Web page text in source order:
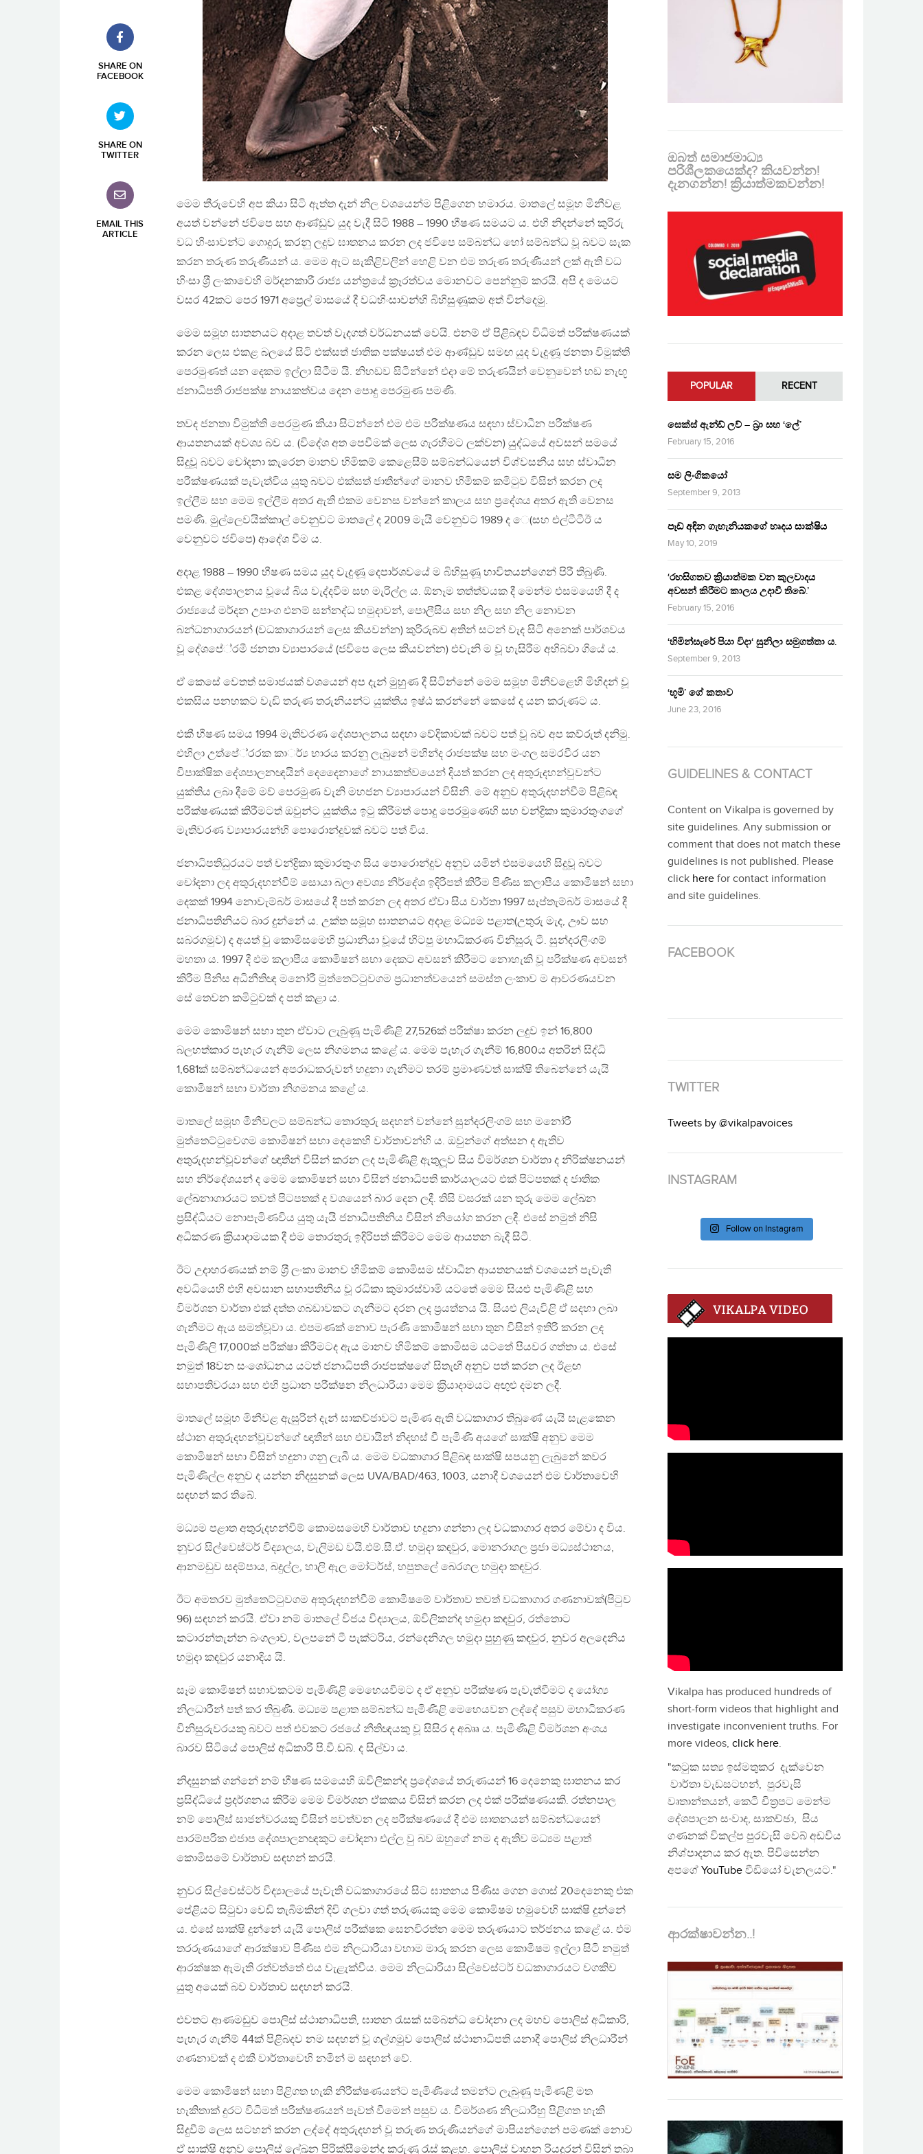
SHARE ON
FACEBOOK
SHARE ON
TWITTER
EMAIL THIS
ARTICLE
මෙම තීරුවෙහි අප කියා සිටි ඇත්ත දැන් නිල වශයෙන්ම පිළිගෙන හමාරය. මාතලේ සමූහ මිනීවළ
අයත් වන්නේ ජවිපෙ සහ ආණ්ඩුව යුද වැදී සිටි 1988 – 1990 භීෂණ සමයට ය. එහි නිදන්නේ කුරිරු
වධ හිංසාවන්ට ගොදුරු කරනු ලදුව ඝාතනය කරන ලද ජවිපෙ සම්බන්ධ හෝ සම්බන්ධ වූ බවට සැක
කරන තරුණ තරුණියන් ය. මෙම ඇට සැකිළිවලින් හෙළි වන එම තරුණ තරුණියන් ලක් ඇති වධ
හිංසා ශ‍්‍රී ලංකාවෙහි මර්දනකාරී රාජ්‍ය යන්ත‍්‍රයේ ක‍්‍රෑරත්වය මොනවට පෙන්නුම් කරයි. අපි ද මෙයට
වසර 42කට පෙර 1971 අප්‍රෙල් මාසයේ දී වධහිංසාවන්හි බිහිසුණූකම අත් වින්දෙමු.
මෙම සමූහ ඝාතනයට අදාළ තවත් වැදගත් වර්ධනයක් වෙයි. එනම් ඒ පිළිබඳව විධිමත් පරික්ෂණයක්
කරන ලෙස එකළ බලයේ සිටි එක්සත් ජාතික පක්ෂයත් එම ආණ්ඩුව සමඟ යුද වැදුණූ ජනතා විමුක්ති
පෙරමුණත් යන දෙකම ඉල්ලා සිටීම යි. නිහඩව සිටින්නේ එදා මේ තරුණයින් වෙනුවෙන් හඩ නැඟූ
ජනාධිපති රාජපක්ෂ නායකත්වය දෙන පොදු පෙරමුණ පමණි.
තවද ජනතා විමුක්ති පෙරමුණ කියා සිටන්නේ එම එම පරීක්ෂණය සඳහා ස්වාධීන පරීක්ෂණ
ආයතනයක් අවශ්‍ය බව ය. (විදේශ අත පෙවීමක් ලෙස ගැරහීමට ලක්වන) යුද්ධයේ අවසන් සමයේ
සිදුවූ බවට චෝදනා කැරෙන මානව හිමිකම් කෙළෙසීම් සම්බන්ධයෙන් විශ්වසනීය සහ ස්වාධීන
පරීක්ෂණයක් පැවැත්විය යුතු බවට එක්සත් ජාතීන්ගේ මානව හිමිකම් කමිටුව විසින් කරන ලද
ඉල්ලීම සහ මෙම ඉල්ලීම අතර ඇති එකම වෙනස වන්නේ කාලය සහ ප‍්‍රදේශය අතර ඇති වෙනස
පමණි. මුල්ලෙවයික්කාල් වෙනුවට මාතලේ ද 2009 මැයි වෙනුවට 1989 ද ෙ(සහ එල්ටීටීඊ ය
වෙනුවට ජවිපෙ) ආදේශ වීම ය.
අදාළ 1988 – 1990 භීෂණ සමය යුද වැදුණූ දෙපාර්ශවයේ ම බිහිසුණූ භාවිතයන්ගෙන් පිරී තිබුණි.
එකළ දේශපාලනය වූයේ බිය වැද්දවීම සහ මැරිල්ල ය. ඕනෑම තත්ත්වයක දී මෙන්ම එසමයෙහි දී ද
රාජ්‍යයේ මර්දන උපාංග එනම් සන්නද්ධ හමුදාවන්, පොලීසිය සහ නිල සහ නිල නොවන
බන්ධනාගාරයන් (වධකාගාරයන් ලෙස කියවන්න) කුරිරුබව අතින් සටන් වැද සිටි අනෙක් පාර්ශවය
වූ දේශපේ‍්‍රමී ජනතා ව්‍යාපාරයේ (ජවිපෙ ලෙස කියවන්න) එවැනි ම වූ හැසිරීම අභිබවා ගියේ ය.
ඒ කෙසේ වෙතත් සමාජයක් වශයෙන් අප දැන් මුහුණ දී සිටින්නේ මෙම සමූහ මිනීවළෙහි මිහිදන් වූ
එකසිය පනහකට වැඩි තරුණ තරුනියන්ට යුක්තිය ඉෂ්ඨ කරන්නේ කෙසේ ද යන කරුණට ය.
එකී භීෂණ සමය 1994 මැතිවරණ දේශපාලනය සඳහා වේදිකාවක් බවට පත් වූ බව අප කව්රුත් දනිමු.
එහිලා උත්පේ‍්‍රරක කාර්්‍ය භාරය කරනු ලැබුනේ මහින්ද රාජපක්ෂ සහ මංගල සමරවීර යන
විපාක්ෂික දේශපාලනඥයින් දෙදෛනාගේ නායකත්වයෙන් දියත් කරන ලද අතුරුදහන්වුවන්ට
යුක්තිය ලබා දීමේ මව් පෙරමුණ වැනි මහජන ව්‍යාපාරයන් විසිනි. මේ අනුව අතුරුදහන්වීම් පිළිබඳ
පරීක්ෂණයක් කිරීමටත් ඔවුන්ට යුක්තිය ඉටු කිරීමත් පොදු පෙරමුණෙහි සහ චන්ද්‍රිකා කුමාරතුංගගේ
මැතිවරණ ව්‍යාපාරයන්හි පොරොන්දුවක් බවට පත් විය.
ජනාධිපතිධුරයට පත් චන්ද්‍රිකා කුමාරතුංග සිය පොරොන්දුව අනුව යමින් එසමයෙහි සිදුවූ බවට
චෝදනා ලද අතුරුදහන්වීම් සොයා බලා අවශ්‍ය නිර්දේශ ඉදිරිපත් කිරීම පිණිස කලාපීය කොමිෂන් සභා
දෙකක් 1994 නොවැම්බර් මාසයේ දී පත් කරන ලද අතර ඒවා සිය වාර්තා 1997 සැප්තැම්බර් මාසයේ දී
ජනාධිපතිනියට බාර දුන්නේ ය. උක්ත සමූහ ඝාතනයට අදාළ මධ්‍යම පළාත(උතුරු මැද, ඌව සහ
සබරගමුව) ද අයත් වු කොමිසමෙහි ප‍්‍රධානියා වූයේ හිටපු මහාධිකරණ විනිසුරු ටී. සුන්දරලිංගම්
මහතා ය. 1997 දී එම කලාපීය කොමිෂන් සභා දෙකට අවසන් කිරීමට නොහැකි වූ පරික්ෂණ අවසන්
කිරීම පිනිස අධිනීතිඥ මනෝරී මුත්තෙට්ටුවගම ප‍්‍රධානත්වයෙන් සමස්ත ලංකාව ම ආවරණයවන
සේ තෙවන කමිටුවක් ද පත් කළා ය.
මෙම කොමිෂන් සභා තුන ඒවාට ලැබුණූ පැමිණිළි 27,526ක් පරීක්ෂා කරන ලදුව ඉන් 16,800
බලහත්කාර පැහැර ගැනීම් ලෙස නිගමනය කළේ ය. මෙම පැහැර ගැනීම් 16,800ය අතරින් සිද්ධි
1,681ක් සම්බන්ධයෙන් අපරාධකරුවන් හදුනා ගැනීමට තරම් ප‍්‍රමාණවත් සාක්ෂි තිබෙන්නේ යැයි
කොමිෂන් සභා වාර්තා නිගමනය කළේ ය.
මාතලේ සමූහ මිනීවලට සම්බන්ධ තොරතුරු සදහන් වන්නේ සුන්දරලිංගම් සහ මනෝරී
මුත්තෙට්ටුවෙගම කොමිෂන් සභා දෙකෙහි වාර්තාවන්හි ය. ඔවුන්ගේ අත්සන ද ඇතිව
අතුරුදහන්වූවන්ගේ ඥාතීන් විසින් කරන ලද පැමිණිළි ඇතුලූව සිය විමර්ශන වාර්තා ද නිරික්ෂනයන්
සහ නිර්දේශයන් ද මෙම කොමිෂන් සභා විසින් ජනාධිපති කාර්යාලයට එක් පිටපතක් ද ජාතික
ලේඛනාගාරයට තවත් පිටපතක් ද වශයෙන් බාර දෙන ලදී. තිසි වසරක් යන තුරු මෙම ලේඛන
ප‍්‍රසිද්ධියට නොපැමිණවිය යුතු යැයි ජනාධිපතිනිය විසින් නියෝග කරන ලදී. එසේ නමුත් නිසි
අධිකරණ ක‍්‍රියාදාමයක දී එම තොරතුරු ඉදිරිපත් කිරීමට මෙම ආයතන බැදී සිටී.
ඊට උදාහරණයක් නම් ශ‍්‍රී ලංකා මානව හිමිකම් කොමිසම ස්වාධීන ආයතනයක් වශයෙන් පැවැති
අවධියෙහි එහි අවසාන සභාපතිනිය වූ රධිකා කුමාරස්වාමි යටතේ මෙම සියළු පැමිණිළි සහ
විමර්ශන වාර්තා එක් දත්ත ගබඩාවකට ගැනීමට දරන ලද ප‍්‍රයත්නය යි. සියළු ලියැවිළි ඒ සදහා ලබා
ගැනීමට ඇය සමත්වූවා ය. එපමණක් නොව පැරණි කොමිෂන් සභා තුන විසින් ඉතිරි කරන ලද
පැමිණිලි 17,000ක් පරීක්ෂා කිරීමටද ඇය මානව හිමිකම් කොමිසම යටතේ පියවර ගත්තා ය. එසේ
නමුත් 18වන සංශෝධනය යටත් ජනාධිපති රාජපක්ෂගේ සිතැඟි අනුව පත් කරන ලද ඊළඟ
සභාපතිවරයා සහ එහි ප‍්‍රධාන පරීක්ෂන නිලධාරියා මෙම ක‍්‍රියාදාමයට අඟුළු දමන ලදී.
මාතලේ සමූහ මිනීවළ ඇසුරින් දැන් සාකච්ජාවට පැමිණ ඇති වධකාගාර තිබුණේ යැයි සැළකෙන
ස්ථාන අතුරුදහන්වූවන්ගේ ඥාතීන් සහ එවායින් නිදහස් වී පැමිණි අයගේ සාක්ෂි අනුව මෙම
කොමිෂන් සභා විසින් හදුනා ගනු ලැබී ය. මෙම වධකාගාර පිළිබඳ සාක්ෂි සපයනු ලැබුනේ කවර
පැමිණිල්ල අනුව ද යන්න නිදසුනක් ලෙස UVA/BAD/463, 1003, යනාදී වශයෙන් එම වාර්තාවෙහි
සඳහන් කර තිබේ.
මධ්‍යම පළාත අතුරුදහන්වීම් කොමසමෙහි වාර්තාව හදුනා ගන්නා ලද වධකාගාර අතර මේවා ද විය.
නුවර සිල්වෙස්ටර් විද්‍යාලය, වැලිමඩ වයි.එම්.සී.ඒ. හමුදා කඳවුර, මොනරාගල ප‍්‍රජා මධ්‍යස්ථානය,
ආනමඩුව සදම්පාය, බදුල්ල, හාලි ඇල මෝටර්ස්, හපුතලේ බෙරගල හමුදා කඳවුර.
ඊට අමතරව මුත්තෙට්ටුවගම අතුරුදහන්වීම් කොමිෂමේ වාර්තාව තවත් වධකාගාර ගණනාවක්(පිටුව
96) සඳහන් කරයි. ඒවා නම් මාතලේ විජය විද්‍යාලය, ඕවිලිකන්ද හමුදා කඳවුර, රත්තොට
කටාරන්තැන්න බංගලාව, වලපනේ ටී පැක්ටරිය, රන්දෙනිගල හමුදා පුහුණු කඳවුර, නුවර අලදෙනිය
හමුදා කඳවුර යනාදිය යි.
සෑම කොමිෂන් සභාවකටම පැමිණිළි මෙහෙයවීමට ද ඒ අනුව පරීක්ෂණ පැවැත්වීමට ද යෝග්‍ය
නිලධාරීන් පත් කර තිබුණි. මධ්‍යම පළාත සම්බන්ධ පැමිණිළි මෙහෙයවන ලද්දේ පසුව මහාධිකරණ
විනිසුරුවරයකු බවට පත් එවකට රජයේ නීතිඥයකු වූ සිසිර ද අබෲ ය. පැමිණිළි විමර්ශන අංශය
බාරව සිටියේ පොලිස් අධිකාරී පි.වී.ඩබ්. ද සිල්වා ය.
නිදසුනක් ගන්නේ නම් භීෂණ සමයෙහි ඔවිලිකන්ද ප‍්‍රදේශයේ තරුණයන් 16 දෙනෙකු ඝාතනය කර
ප‍්‍රසිද්ධියේ ප‍්‍රදර්ශනය කිරීම මෙම විමර්ශන ඒකකය විසින් කරන ලද එක් පරීක්ෂණයකි. රත්නපාල
නම් පොලිස් සාජන්වරයකු විසින් පවත්වන ලද පරීක්ෂණයේ දී එම ඝාතනයන් සම්බන්ධයෙන්
පාරම්පරික එජාප දේශපාලනඥකුට චෝදනා එල්ල වු බව ඔහුගේ නම ද ඇතිව මධ්‍යම පළාත්
කොමිසමේ වාර්තාව සඳහන් කරයි.
නුවර සිල්වෙස්ටර් විද්‍යාලයේ පැවැති වධකාගාරයේ සිට ඝාතනය පිණිස ගෙන ගොස් 20දෙනෙකු එක
පේළියට සිටුවා වෙඩි තැබීමකින් දිවි ගලවා ගත් තරුණයකු මෙම කොමිෂම හමුවෙහි සාක්ෂි දුන්නේ
ය. එසේ සාක්ෂි දුන්නේ යැයි පොලිස් පරීක්ෂක සෙනවිරත්න මෙම තරුණයාට තර්ජනය කළේ ය. එම
තරරුණයාගේ ආරක්ෂාව පිණිස එම නිලධාරියා වහාම මාරු කරන ලෙස කොමිෂම ඉල්ලා සිටි නමුත්
ආරක්ෂක ඇමැති රත්වත්තේ එය වැළැක්වීය. මෙම නිලධාරියා සිල්වෙස්ටර් වධකාගාරයට වගකිව
යුතු අයෙක් බව වාර්තාව සඳහන් කරයි.
එවතට ආණමඩුව පොලිස් ස්ථානාධිපති, ඝාතන රැසක් සම්බන්ධ චෝදනා ලද මහව පොලිස් අධිකාරි,
පැහැර ගැනීම් 44ක් පිළිබදව නම සඳහන් වූ ගල්ගමුව පොලිස් ස්ථානාධිපති යනාදී පොලිස් නිලධාරීන්
ගණනාවක් ද එකී වාර්තාවෙහි නමින් ම සඳහන් වේ.
මෙම කොමිෂන් සභා පිළිගත හැකි නිරීක්ෂණයන්ට පැමිණියේ තමන්ට ලැබුණු පැමිණළි මත
හැකිතාක් දුරට විධිමත් පරික්ෂණයන් පැවත් වීමෙන් පසුව ය. විමර්ශණ නිලධාරීහු පිළිගත හැකි
සිදුවීම් ලෙස සටහන් කරන ලද්දේ අතුරුදහන් වූ තරුණ තරුණියන්ගේ මාපියන්ගෙන් පමණක් නොව
ඒ සාක්ෂි අනුව පොලිස් ලේඛන පිරික්සීමෙන්ද කරුණු රැස් කළහ. පොලිස් වාහන රියදුරන් විසින් තබා
ඔබත් සමාජමාධ්‍ය
පරිශීලකයෙක්ද? කියවන්න!
දැනගන්න! ක්‍රියාත්මකවන්න!
POPULAR RECENT
සෙක්ස් ඇන්ඩ් ලව් – බ්‍රා සහ ‘ලේ’
February 15, 2016
සම ලිංගිකයෝ
September 9, 2013
පෑඩ් අඳින ගැහැනියකගේ හෘදය සාක්ෂිය
May 10, 2019
‘රහසිගතව ක්‍රියාත්මක වන කුලවාදය
අවසන් කිරීමට කාලය උදාවී තිබේ.’
February 15, 2016
‘හිමින්සැරේ පියා විදා‘ සුනිලා සමුගත්තා ය.
September 9, 2013
‘භූමි’ ගේ කතාව
June 23, 2016
GUIDELINES & CONTACT
Content on Vikalpa is governed by
site guidelines. Any submission or
comment that does not match these
guidelines is not published. Please
click here for contact information
and site guidelines.
FACEBOOK
TWITTER
Tweets by @vikalpavoices
INSTAGRAM
Follow on Instagram
Vikalpa has produced hundreds of
short-form videos that highlight and
investigate inconvenient truths. For
more videos, click here.
"කටුක සත්‍ය ඉස්මතුකර දැක්වෙන
වාර්තා වැඩසටහන්, පුරවැසි
වෘතාන්තයන්, කෙටි චිත්‍රපට මෙන්ම
දේශපාලන සංවාද, සාකච්ඡා, සිය
ගණනක් විකල්ප පුරවැසි වෙබ් අඩවිය
නිශ්පාදනය කර ඇත. පිවිසෙන්න
අපගේ YouTube වීඩියෝ චැනලයට."
ආරක්ෂාවන්න..!